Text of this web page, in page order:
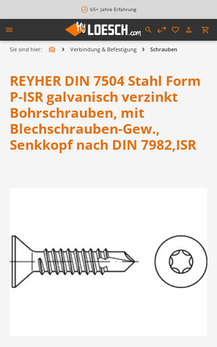
65+ Jahre Erfahrung
Sie sind hier: Verbindung & Befestigung Schrauben
REYHER DIN 7504 Stahl Form
P-ISR galvanisch verzinkt
Bohrschrauben, mit
Blechschrauben-Gew.,
Senkkopf nach DIN 7982,ISR